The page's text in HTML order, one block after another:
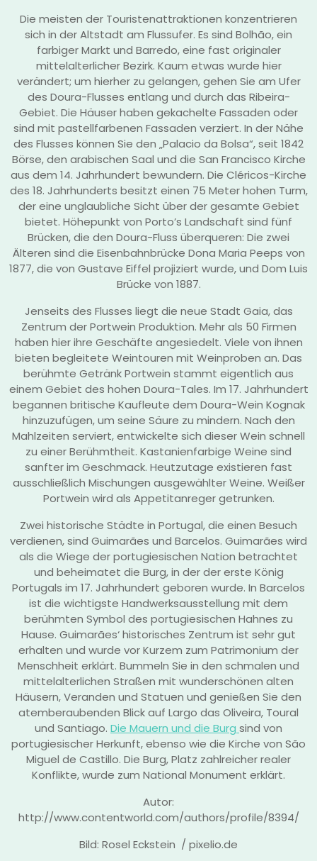
Die meisten der Touristenattraktionen konzentrieren
sich in der Altstadt am Flussufer. Es sind Bolhão, ein
farbiger Markt und Barredo, eine fast originaler
mittelalterlicher Bezirk. Kaum etwas wurde hier
verändert; um hierher zu gelangen, gehen Sie am Ufer
des Doura-Flusses entlang und durch das Ribeira-
Gebiet. Die Häuser haben gekachelte Fassaden oder
sind mit pastellfarbenen Fassaden verziert. In der Nähe
des Flusses können Sie den „Palacio da Bolsa“, seit 1842
Börse, den arabischen Saal und die San Francisco Kirche
aus dem 14. Jahrhundert bewundern. Die Cléricos-Kirche
des 18. Jahrhunderts besitzt einen 75 Meter hohen Turm,
der eine unglaubliche Sicht über der gesamte Gebiet
bietet. Höhepunkt von Porto’s Landschaft sind fünf
Brücken, die den Doura-Fluss überqueren: Die zwei
Älteren sind die Eisenbahnbrücke Dona Maria Peeps von
1877, die von Gustave Eiffel projiziert wurde, und Dom Luis
Brücke von 1887.
Jenseits des Flusses liegt die neue Stadt Gaia, das
Zentrum der Portwein Produktion. Mehr als 50 Firmen
haben hier ihre Geschäfte angesiedelt. Viele von ihnen
bieten begleitete Weintouren mit Weinproben an. Das
berühmte Getränk Portwein stammt eigentlich aus
einem Gebiet des hohen Doura-Tales. Im 17. Jahrhundert
begannen britische Kaufleute dem Doura-Wein Kognak
hinzuzufügen, um seine Säure zu mindern. Nach den
Mahlzeiten serviert, entwickelte sich dieser Wein schnell
zu einer Berühmtheit. Kastanienfarbige Weine sind
sanfter im Geschmack. Heutzutage existieren fast
ausschließlich Mischungen ausgewählter Weine. Weißer
Portwein wird als Appetitanreger getrunken.
Zwei historische Städte in Portugal, die einen Besuch
verdienen, sind Guimarães und Barcelos. Guimarães wird
als die Wiege der portugiesischen Nation betrachtet
und beheimatet die Burg, in der der erste König
Portugals im 17. Jahrhundert geboren wurde. In Barcelos
ist die wichtigste Handwerksausstellung mit dem
berühmten Symbol des portugiesischen Hahnes zu
Hause. Guimarães‘ historisches Zentrum ist sehr gut
erhalten und wurde vor Kurzem zum Patrimonium der
Menschheit erklärt. Bummeln Sie in den schmalen und
mittelalterlichen Straßen mit wunderschönen alten
Häusern, Veranden und Statuen und genießen Sie den
atemberaubenden Blick auf Largo das Oliveira, Toural
und Santiago. Die Mauern und die Burg sind von
portugiesischer Herkunft, ebenso wie die Kirche von São
Miguel de Castillo. Die Burg, Platz zahlreicher realer
Konflikte, wurde zum National Monument erklärt.
Autor:
http://www.contentworld.com/authors/profile/8394/
Bild: Rosel Eckstein / pixelio.de